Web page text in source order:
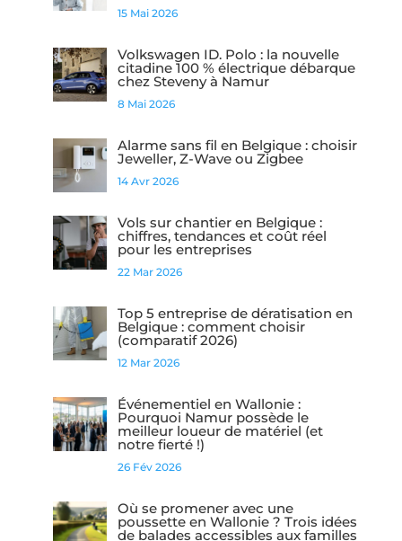
15 Mai 2026
Volkswagen ID. Polo : la nouvelle
citadine 100 % électrique débarque
chez Steveny à Namur
8 Mai 2026
Alarme sans fil en Belgique : choisir
Jeweller, Z-Wave ou Zigbee
14 Avr 2026
Vols sur chantier en Belgique :
chiffres, tendances et coût réel
pour les entreprises
22 Mar 2026
Top 5 entreprise de dératisation en
Belgique : comment choisir
(comparatif 2026)
12 Mar 2026
Événementiel en Wallonie :
Pourquoi Namur possède le
meilleur loueur de matériel (et
notre fierté !)
26 Fév 2026
Où se promener avec une
poussette en Wallonie ? Trois idées
de balades accessibles aux familles